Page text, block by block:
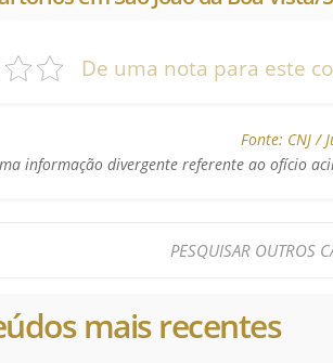
De uma nota para este
Fonte: CNJ /
informação divergente referente ao ofício
mais recentes